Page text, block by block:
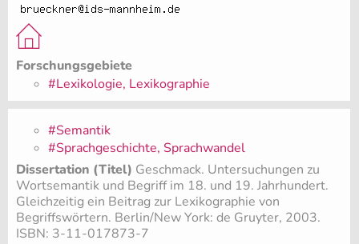
Forschungsgebiete
#Lexikologie, Lexikographie
#Semantik
#Sprachgeschichte, Sprachwandel
Dissertation (Titel) Geschmack. Untersuchungen zu
Wortsemantik und Begriff im 18. und 19. Jahrhundert.
Gleichzeitig ein Beitrag zur Lexikographie von
Begriffswörtern. Berlin/New York: de Gruyter, 2003.
ISBN: 3-11-017873-7